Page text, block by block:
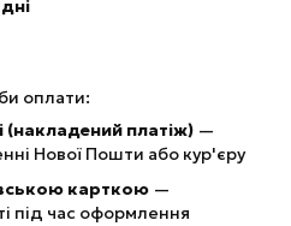
оплати:
платіж) —
Нової Пошти або кур'єру
карткою —
під час оформлення